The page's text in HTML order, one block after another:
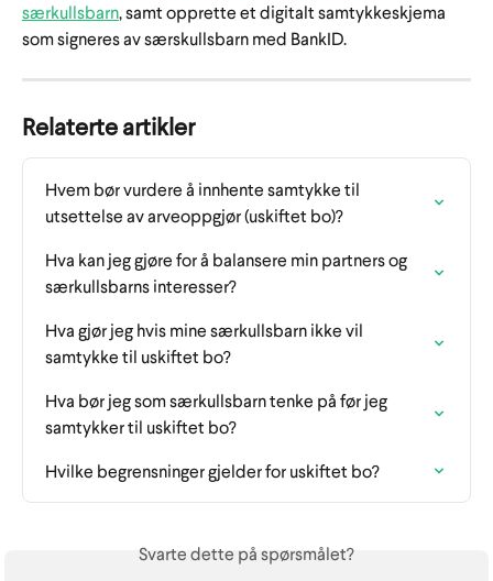
særkullsbarn, samt opprette et digitalt samtykkeskjema
som signeres av særskullsbarn med BankID.
Relaterte artikler
Hvem bør vurdere å innhente samtykke til
utsettelse av arveoppgjør (uskiftet bo)?
Hva kan jeg gjøre for å balansere min partners og
særkullsbarns interesser?
Hva gjør jeg hvis mine særkullsbarn ikke vil
samtykke til uskiftet bo?
Hva bør jeg som særkullsbarn tenke på før jeg
samtykker til uskiftet bo?
Hvilke begrensninger gjelder for uskiftet bo?
Svarte dette på spørsmålet?